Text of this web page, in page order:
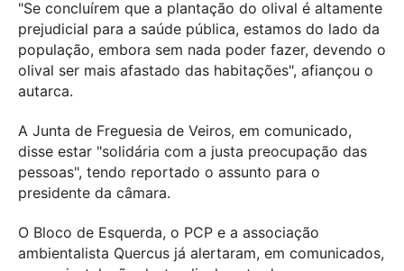
"Se concluírem que a plantação do olival é altamente
prejudicial para a saúde pública, estamos do lado da
população, embora sem nada poder fazer, devendo o
olival ser mais afastado das habitações", afiançou o
autarca.
A Junta de Freguesia de Veiros, em comunicado,
disse estar "solidária com a justa preocupação das
pessoas", tendo reportado o assunto para o
presidente da câmara.
O Bloco de Esquerda, o PCP e a associação
ambientalista Quercus já alertaram, em comunicados,